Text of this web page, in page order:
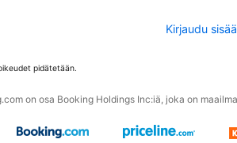
Kirjaudu
pidätetään.
on osa Booking Holdings Inc:iä, joka on